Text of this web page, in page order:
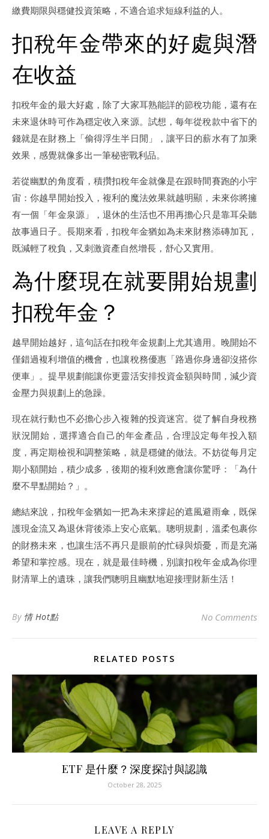
繳費期限與穩健投資策略，不適合追求短線利益的人。
扣稅年金帶來的好處與潛
在收益
扣稅年金的最大好處，除了大家耳熟能詳的節稅功能，還有在
未來退休時可作為穩定收入來源。試想，每年從稅款中省下的
錢就是在財務上「偷得浮生半日閒」，讓平日的薪水有了加乘
效果，感覺就像多出一筆秘密戰利品。
若從幽默的角度看，積攢扣稅年金就像是在跟時間賽跑的小宇
宙：你越早開始投入，複利的魔法效果就越明顯，未來你將擁
有一個「年金泉源」，退休的生活也不用再擔心只是靠耳朵聽
故事過日子。長期來看，扣稅年金猶如為未來財務添磚加瓦，
既減輕了稅負，又刺激資產自然增長，舒心又實用。
為什麼現在就要開始規劃
扣稅年金？
越早開始越好，這句話在扣稅年金規劃上尤其適用。晚開始不
僅錯過複利增值的機會，也讓稅務優惠「路過你身邊卻沒搭你
便車」。提早規劃能讓你更靈活安排投資金額與時間，減少資
金壓力與規劃上的急躁。
現在就行動也不必擔心步入複雜的投資迷宮。從了解自身稅務
狀況開始，選擇適合自己的年金產品，合理設定每年投入額
度，再定期檢視和調整策略，就是穩健的做法。不妨從每月定
期小額開始，積少成多，後期的複利效應會讓你驚呼：「為什
麼不早點開始？」。
總結來說，扣稅年金猶如一把為未來撐起的遮風避雨傘，既保
護現金流又為退休背後添上安心底氣。聰明規劃，溫柔包裹你
的財務未來，也讓生活不再只是眼前的忙碌與煩憂，而是充滿
希望和掌控感。現在，就是最佳時機，別讓扣稅年金成為你理
財清單上的遺珠，讓我們聰明且幽默地迎接理財新生活！
By 情 Hot點 No Comments
RELATED POSTS
ETF 是什麼？深度探討與認識
October 28, 2025
LEAVE A REPLY